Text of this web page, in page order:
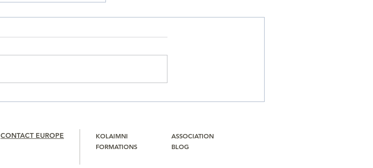
CONTACT EUROPE
KOLAIMNI
FORMATIONS
ASSOCIATION
BLOG